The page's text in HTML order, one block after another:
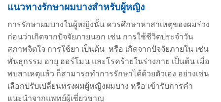
แนวทางรักษาผมบางสำหรับผู้หญิง
การรักษาผมบางในผู้หญิงนั้น ควรศึกษาหาสาเหตุของผมร่วง
ก่อนว่าเกิดจากปัจจัยภายนอก เช่น การใช้ชีวิตประจำวัน
สภาพจิตใจ การใช้ยา เป็นต้น หรือ เกิดจากปัจจัยภายใน เช่น
พันธุกรรม อายุ ฮอร์โมน และโรคร้ายในร่างกาย เป็นต้น เมื่อ
พบสาเหตุแล้ว ก็สามารถทำการรักษาได้ด้วยตัวเอง อย่างเช่น
เลือกปรับเปลี่ยนทรงผมผู้หญิงผมบาง หรือ เข้ารับการคำ
แนะนำจากแพทย์ผู้เชี่ยวชาญ